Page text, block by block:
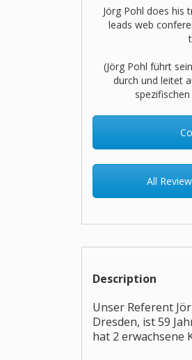
Jörg Pohl does his
leads web
(Jörg Pohl führt
durch und leitet
All
Description
Unser Referent
Dresden, ist 59
hat 2 erwachsene